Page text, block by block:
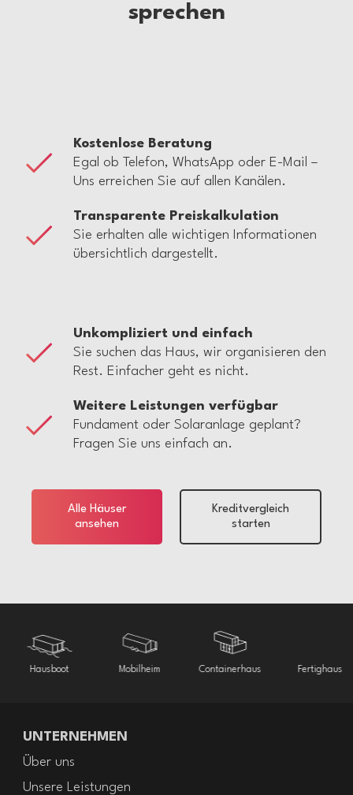
sprechen
Kostenlose Beratung
Egal ob Telefon, WhatsApp oder E-Mail –
Uns erreichen Sie auf allen Kanälen.
Transparente Preiskalkulation
Sie erhalten alle wichtigen Informationen
übersichtlich dargestellt.
Unkompliziert und einfach
Sie suchen das Haus, wir organisieren den
Rest. Einfacher geht es nicht.
Weitere Leistungen verfügbar
Fundament oder Solaranlage geplant?
Fragen Sie uns einfach an.
Alle Häuser
ansehen
Kreditvergleich
starten
Hausboot Mobilheim Containerhaus Fertighaus
UNTERNEHMEN
Über uns
Unsere Leistungen